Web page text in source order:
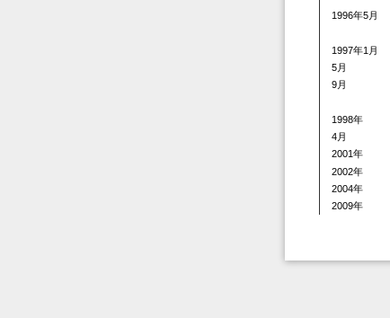
1996年5月
1997年1月
5月
9月
1998年
4月
2001年
2002年
2004年
2009年